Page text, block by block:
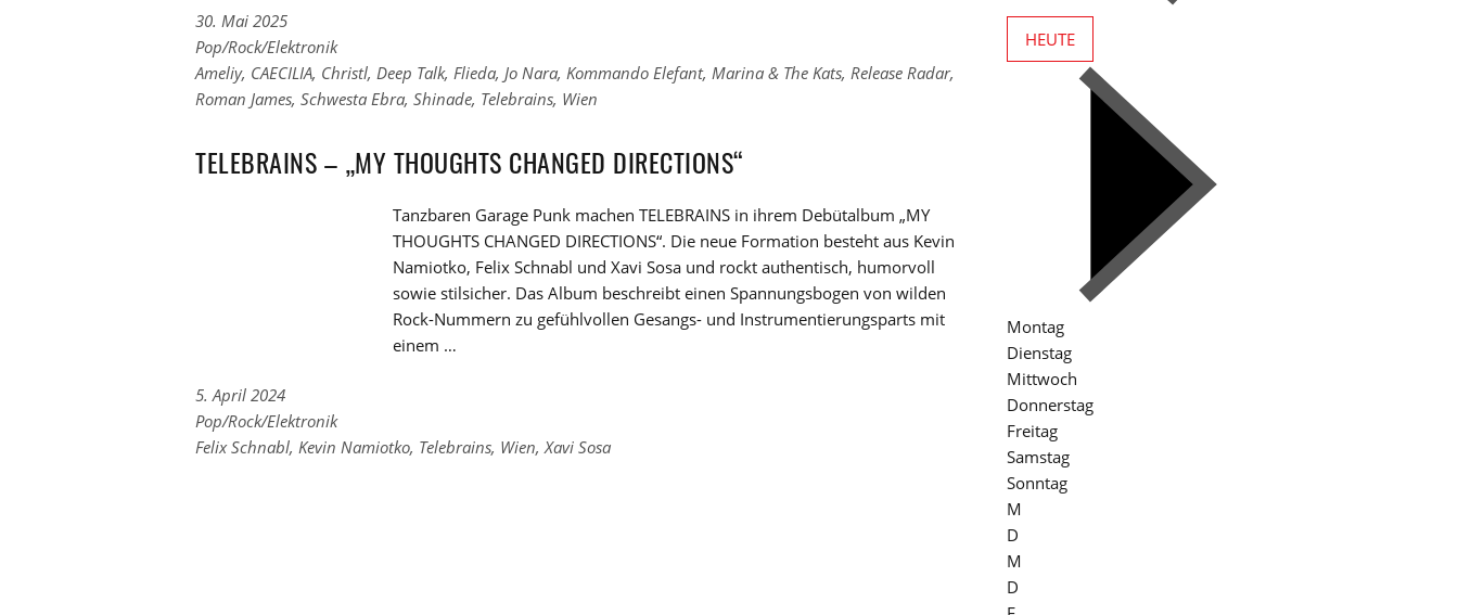
30. Mai 2025
Links
zu
den
Pop/Rock/Elektronik
Links
zu
Tags
Ameliy, CAECILIA, Christl, Deep Talk, Flieda, Jo Nara, Kommando Elefant, Marina & The Kats, Release Radar,
Roman James, Schwesta Ebra, Shinade, Telebrains, Wien
TELEBRAINS – „MY THOUGHTS CHANGED DIRECTIONS“
Tanzbaren Garage Punk machen TELEBRAINS in ihrem Debütalbum „MY
THOUGHTS CHANGED DIRECTIONS“. Die neue Formation besteht aus Kevin
Namiotko, Felix Schnabl und Xavi Sosa und rockt authentisch, humorvoll
sowie stilsicher. Das Album beschreibt einen Spannungsbogen von wilden
Rock-Nummern zu gefühlvollen Gesangs- und Instrumentierungsparts mit
einem …
5. April 2024
Links
zu
Pop/Rock/Elektronik
Links
Felix Schnabl, Kevin Namiotko, Telebrains, Wien,Xavi Sosa
HEUTE
Montag
Dienstag
Mittwoch
Donnerstag
Freitag
Samstag
Sonntag
M
D
M
D